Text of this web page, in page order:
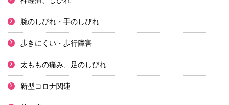
腕のしびれ・手のしびれ
歩きにくい・歩行障害
太ももの痛み、足のしびれ
新型コロナ関連